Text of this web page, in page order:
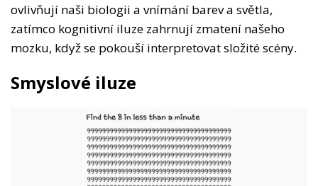
ovlivňují naši biologii a vnímání barev a světla,
zatímco kognitivní iluze zahrnují zmatení našeho
mozku, když se pokouší interpretovat složité scény.
Smyslové iluze